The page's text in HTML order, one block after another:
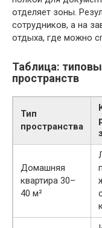
отделяет зоны.
сотрудников, а на
отдыха, где можно
Таблица:
пространств
Тип
пространства
Домашняя
квартира 30–
40 м²